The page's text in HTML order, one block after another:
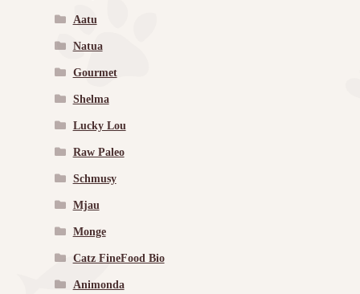
Aatu
Natua
Gourmet
Shelma
Lucky Lou
Raw Paleo
Schmusy
Mjau
Monge
Catz FineFood Bio
Animonda